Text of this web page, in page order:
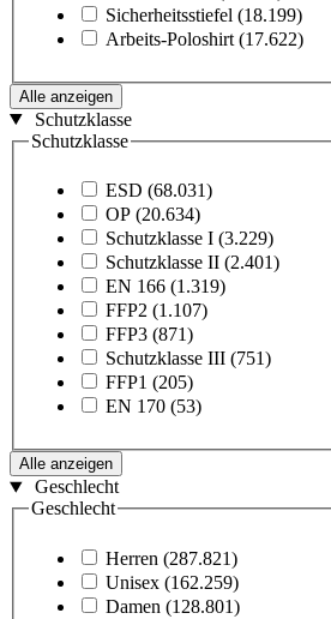
Sicherheitsstiefel (18.199)
Arbeits-Poloshirt (17.622)
Alle anzeigen
Schutzklasse
Schutzklasse
ESD (68.031)
OP (20.634)
Schutzklasse I (3.229)
Schutzklasse II (2.401)
EN 166 (1.319)
FFP2 (1.107)
FFP3 (871)
Schutzklasse III (751)
FFP1 (205)
EN 170 (53)
Alle anzeigen
Geschlecht
Geschlecht
Herren (287.821)
Unisex (162.259)
Damen (128.801)